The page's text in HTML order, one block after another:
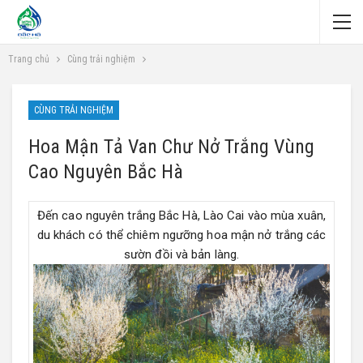
Trang chủ Cùng trải nghiệm
CÙNG TRẢI NGHIỆM
Hoa Mận Tả Van Chư Nở Trắng Vùng
Cao Nguyên Bắc Hà
Đến cao nguyên trắng Bắc Hà, Lào Cai vào mùa xuân,
du khách có thể chiêm ngưỡng hoa mận nở trắng các
sườn đồi và bản làng.